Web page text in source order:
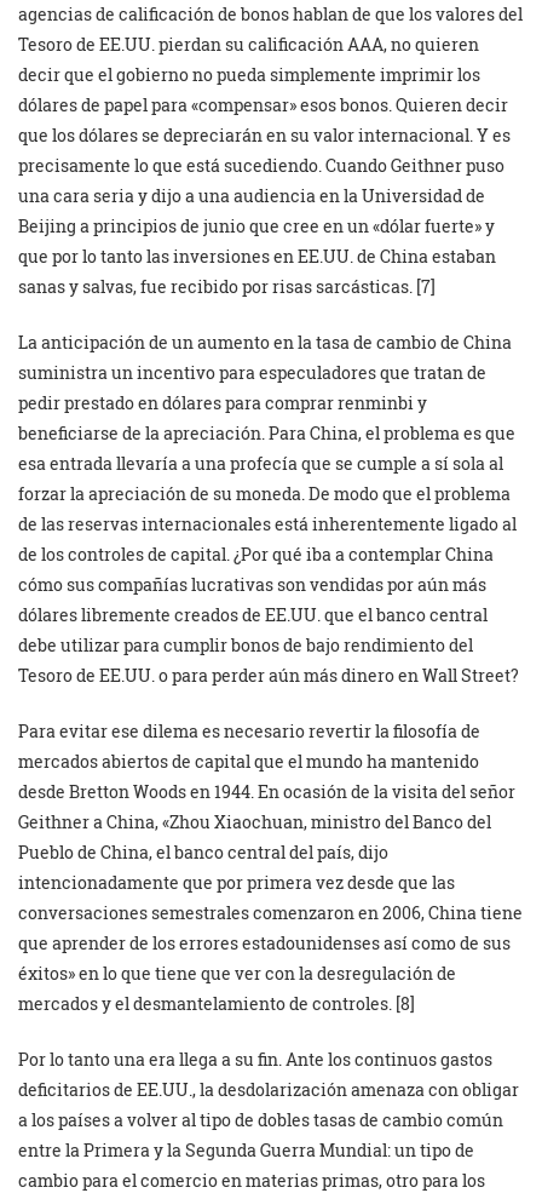
agencias de calificación de bonos hablan de que los valores del
Tesoro de EE.UU. pierdan su calificación AAA, no quieren
decir que el gobierno no pueda simplemente imprimir los
dólares de papel para «compensar» esos bonos. Quieren decir
que los dólares se depreciarán en su valor internacional. Y es
precisamente lo que está sucediendo. Cuando Geithner puso
una cara seria y dijo a una audiencia en la Universidad de
Beijing a principios de junio que cree en un «dólar fuerte» y
que por lo tanto las inversiones en EE.UU. de China estaban
sanas y salvas, fue recibido por risas sarcásticas. [7]
La anticipación de un aumento en la tasa de cambio de China
suministra un incentivo para especuladores que tratan de
pedir prestado en dólares para comprar renminbi y
beneficiarse de la apreciación. Para China, el problema es que
esa entrada llevaría a una profecía que se cumple a sí sola al
forzar la apreciación de su moneda. De modo que el problema
de las reservas internacionales está inherentemente ligado al
de los controles de capital. ¿Por qué iba a contemplar China
cómo sus compañías lucrativas son vendidas por aún más
dólares libremente creados de EE.UU. que el banco central
debe utilizar para cumplir bonos de bajo rendimiento del
Tesoro de EE.UU. o para perder aún más dinero en Wall Street?
Para evitar ese dilema es necesario revertir la filosofía de
mercados abiertos de capital que el mundo ha mantenido
desde Bretton Woods en 1944. En ocasión de la visita del señor
Geithner a China, «Zhou Xiaochuan, ministro del Banco del
Pueblo de China, el banco central del país, dijo
intencionadamente que por primera vez desde que las
conversaciones semestrales comenzaron en 2006, China tiene
que aprender de los errores estadounidenses así como de sus
éxitos» en lo que tiene que ver con la desregulación de
mercados y el desmantelamiento de controles. [8]
Por lo tanto una era llega a su fin. Ante los continuos gastos
deficitarios de EE.UU., la desdolarización amenaza con obligar
a los países a volver al tipo de dobles tasas de cambio común
entre la Primera y la Segunda Guerra Mundial: un tipo de
cambio para el comercio en materias primas, otro para los